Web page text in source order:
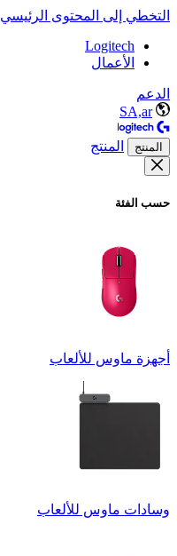
التخطي إلى المحتوى الرئيسي
Logitech
الأعمال
الدعم
SA,ar
المنتج المنتج
حسب الفئة
أجهزة ماوس للألعاب
وسادات ماوس للألعاب